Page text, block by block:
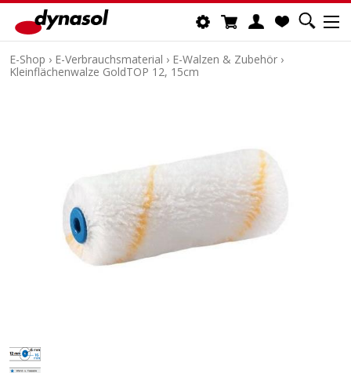
E-Shop › E-Verbrauchsmaterial › E-Walzen & Zubehör ›
Kleinflächenwalze GoldTOP 12, 15cm